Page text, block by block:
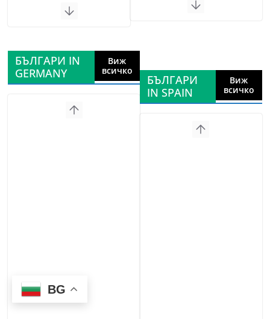
БЪЛГАРИ IN
GERMANY
Виж
всичко
БЪЛГАРИ
IN SPAIN
Виж
всичко
BG